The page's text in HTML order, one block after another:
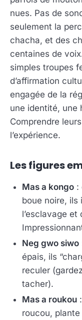
nues. Pas de
seulement la
chacha, et des
centaines de
simples troupes
d’affirmation
engagée de la
une identité, une
Comprendre
l’expérience.
Les figures
Mas a kongo :
boue noire, ils
l’esclavage
Neg gwo siwo
épais, ils
reculer
tacher).
Mas a roukou
roucou,